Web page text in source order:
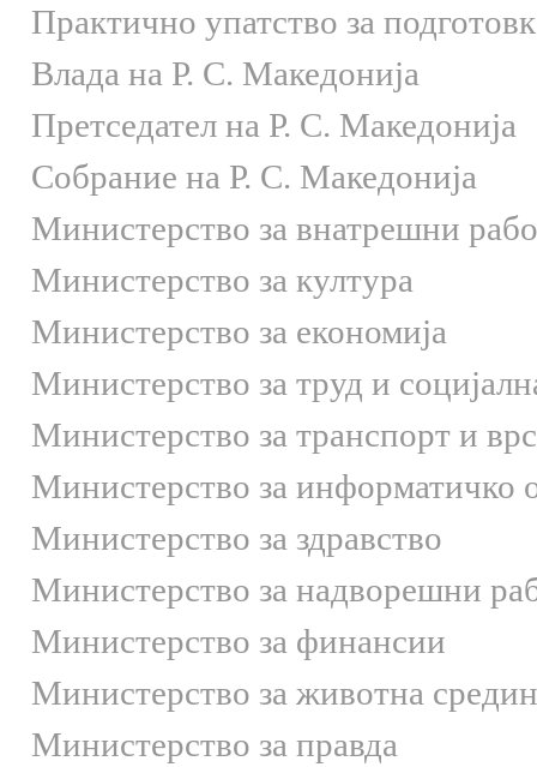
Практично упатство за
Влада на Р. С. Македонија
Претседател на Р. С. Македонија
Собрание на Р. С. Македонија
Министерство за внатрешни
Министерство за култура
Министерство за економија
Министерство за труд и
Министерство за транспорт и
Министерство за информатичко
Министерство за здравство
Министерство за надворешни
Министерство за финансии
Министерство за животна
Министерство за правда